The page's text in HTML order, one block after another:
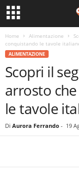
Home Alimentazione
conquistando le tavole
ALIMENTAZIONE
Scopri il
arrosto
le tavole
Di Aurora Ferrando - 19